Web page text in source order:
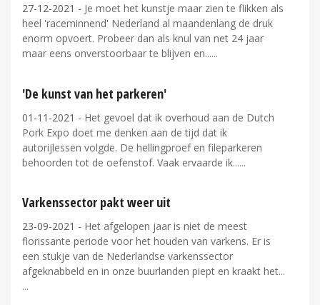
27-12-2021 - Je moet het kunstje maar zien te flikken als
heel 'raceminnend' Nederland al maandenlang de druk
enorm opvoert. Probeer dan als knul van net 24 jaar
maar eens onverstoorbaar te blijven en...
'De kunst van het parkeren'
01-11-2021 - Het gevoel dat ik overhoud aan de Dutch
Pork Expo doet me denken aan de tijd dat ik
autorijlessen volgde. De hellingproef en fileparkeren
behoorden tot de oefenstof. Vaak ervaarde ik...
Varkenssector pakt weer uit
23-09-2021 - Het afgelopen jaar is niet de meest
florissante periode voor het houden van varkens. Er is
een stukje van de Nederlandse varkenssector
afgeknabbeld en in onze buurlanden piept en kraakt het...